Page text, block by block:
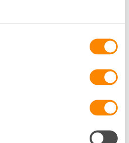
anmodan att
till hyrestidens
förpliktelser (t.ex.